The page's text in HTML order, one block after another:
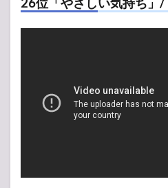
26位「やさしい気持ち」/